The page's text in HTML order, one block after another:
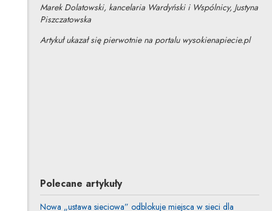
Marek Dolatowski, kancelaria Wardyński i Wspólnicy, Justyna
Piszczatowska
Artykuł ukazał się pierwotnie na portalu wysokienapiecie.pl
Polecane artykuły
Nowa „ustawa sieciowa” odblokuje miejsca w sieci dla